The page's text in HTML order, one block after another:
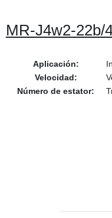
MR-J4w2-22b/
Aplicación:
Velocidad:
Número de estator: